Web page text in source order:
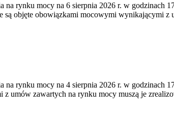
na rynku mocy na 6 sierpnia 2026 r. w godzinach
są objęte obowiązkami mocowymi wynikającymi
na rynku mocy na 4 sierpnia 2026 r. w godzinach
umów zawartych na rynku mocy muszą je